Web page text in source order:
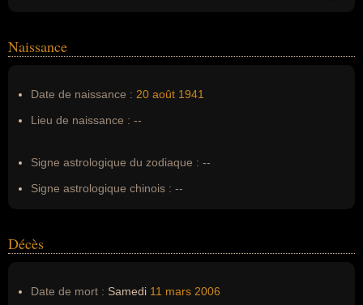
Nom de famille :Milosevic
Naissance
Date de naissance : 20 août 1941
Lieu de naissance : --
Signe astrologique du zodiaque : --
Signe astrologique chinois : --
Décès
Date de mort : Samedi 11 mars 2006